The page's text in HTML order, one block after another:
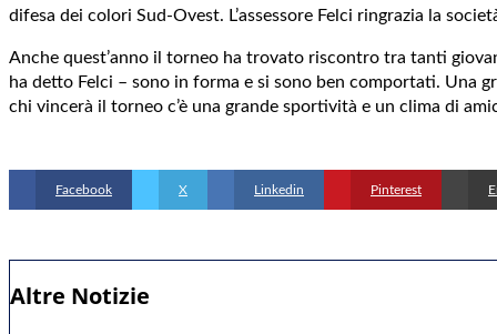
Altre Notizie
difesa dei colori Sud-Ovest. L’assessore Felci ringrazia la
Anche quest’anno il torneo ha trovato riscontro tra tanti
ha detto Felci – sono in forma e si sono ben comportati. Una
chi vincerà il torneo c’è una grande sportività e un clima di
Facebook X Linkedin Pinterest